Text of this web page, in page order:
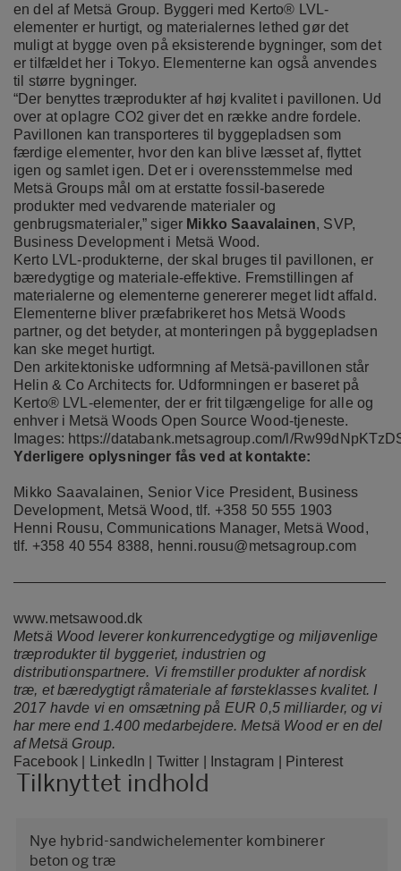
en del af Metsä Group. Byggeri med Kerto® LVL-
elementer er hurtigt, og materialernes lethed gør det
muligt at bygge oven på eksisterende bygninger, som det
er tilfældet her i Tokyo. Elementerne kan også anvendes
til større bygninger.
“Der benyttes træprodukter af høj kvalitet i pavillonen. Ud
over at oplagre CO2 giver det en række andre fordele.
Pavillonen kan transporteres til byggepladsen som
færdige elementer, hvor den kan blive læsset af, flyttet
igen og samlet igen. Det er i overensstemmelse med
Metsä Groups mål om at erstatte fossil-baserede
produkter med vedvarende materialer og
genbrugsmaterialer,” siger Mikko Saavalainen, SVP,
Business Development i Metsä Wood.
Kerto LVL-produkterne, der skal bruges til pavillonen, er
bæredygtige og materiale-effektive. Fremstillingen af
materialerne og elementerne genererer meget lidt affald.
Elementerne bliver præfabrikeret hos Metsä Woods
partner, og det betyder, at monteringen på byggepladsen
kan ske meget hurtigt.
Den arkitektoniske udformning af Metsä-pavillonen står
Helin & Co Architects for. Udformningen er baseret på
Kerto® LVL-elementer, der er frit tilgængelige for alle og
enhver i Metsä Woods Open Source Wood-tjeneste.
Images: https://databank.metsagroup.com/l/
Yderligere oplysninger fås ved at kontakte:
Mikko Saavalainen, Senior Vice President, Business
Development, Metsä Wood, tlf. +358 50 555 1903
Henni Rousu, Communications Manager, Metsä Wood,
tlf. +358 40 554 8388, henni.rousu@metsagroup.com
www.metsawood.dk
Metsä Wood leverer konkurrencedygtige og miljøvenlige
træprodukter til byggeriet, industrien og
distributionspartnere. Vi fremstiller produkter af nordisk
træ, et bæredygtigt råmateriale af førsteklasses kvalitet. I
2017 havde vi en omsætning på EUR 0,5 milliarder, og vi
har mere end 1.400 medarbejdere. Metsä Wood er en del
af Metsä Group.
Facebook
LinkedIn Twitter Instagram Pinterest
Tilknyttet indhold
Nye hybrid-sandwichelementer kombinerer
beton og træ